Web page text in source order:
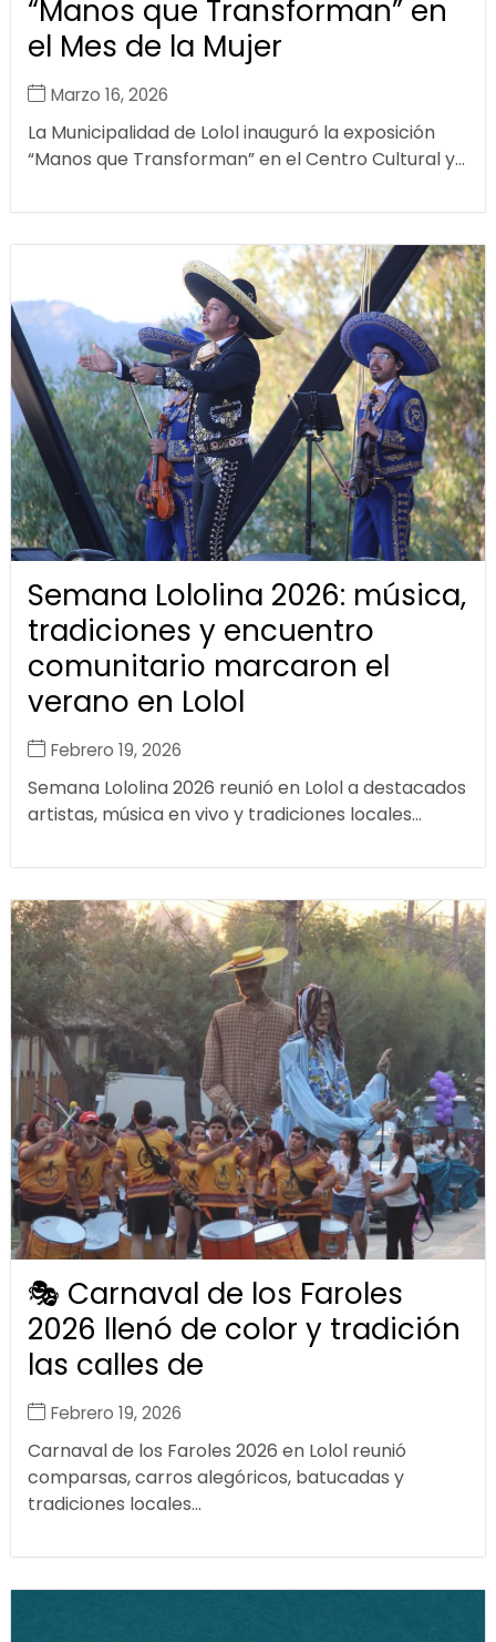
“Manos que Transforman” en
el Mes de la Mujer
Marzo 16, 2026
La Municipalidad de Lolol inauguró la exposición
“Manos que Transforman” en el Centro Cultural y...
Semana Lololina 2026: música,
tradiciones y encuentro
comunitario marcaron el
verano en Lolol
Febrero 19, 2026
Semana Lololina 2026 reunió en Lolol a destacados
artistas, música en vivo y tradiciones locales...
🎭 Carnaval de los Faroles
2026 llenó de color y tradición
las calles de
Febrero 19, 2026
Carnaval de los Faroles 2026 en Lolol reunió
comparsas, carros alegóricos, batucadas y
tradiciones locales...